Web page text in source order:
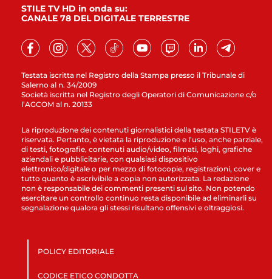
Testata iscritta nel Registro della Stampa presso il Tribunale di
Salerno al n. 34/2009
Società iscritta nel Registro degli Operatori di Comunicazione c/o
l’AGCOM al n. 20133
STILE TV HD in onda su:
CANALE 78 DEL DIGITALE TERRESTRE
La riproduzione dei contenuti giornalistici della testata STILETV è
riservata. Pertanto, è vietata la riproduzione e l’uso, anche parziale,
di testi, fotografie, contenuti audio/video, filmati, loghi, grafiche
aziendali e pubblicitarie, con qualsiasi dispositivo
elettronico/digitale o per mezzo di fotocopie, registrazioni, cover e
tutto quanto è ascrivibile a copia non autorizzata. La redazione
non è responsabile dei commenti presenti sul sito. Non potendo
esercitare un controllo continuo resta disponibile ad eliminarli su
segnalazione qualora gli stessi risultano offensivi e oltraggiosi.
POLICY EDITORIALE
CODICE ETICO CONDOTTA